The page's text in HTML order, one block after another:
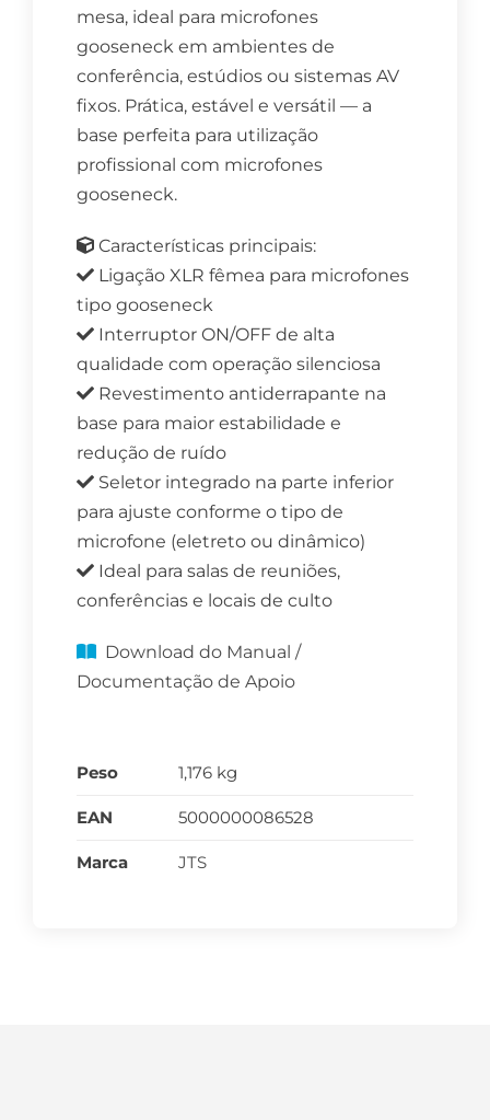
mesa, ideal para microfones
gooseneck em ambientes de
conferência, estúdios ou sistemas AV
fixos. Prática, estável e versátil — a
base perfeita para utilização
profissional com microfones
gooseneck.
Características principais:
Ligação XLR fêmea para microfones
tipo gooseneck
Interruptor ON/OFF de alta
qualidade com operação silenciosa
Revestimento antiderrapante na
base para maior estabilidade e
redução de ruído
Seletor integrado na parte inferior
para ajuste conforme o tipo de
microfone (eletreto ou dinâmico)
Ideal para salas de reuniões,
conferências e locais de culto
Download do Manual /
Documentação de Apoio
Peso 1,176 kg
EAN 5000000086528
Marca JTS